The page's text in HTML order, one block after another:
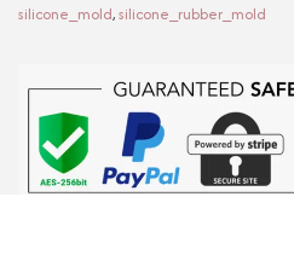
silicone_mold,silicone_rubber_mold